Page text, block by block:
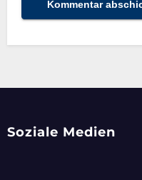
Soziale Medien